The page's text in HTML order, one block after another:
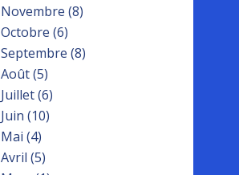
Novembre (8)
Octobre (6)
Septembre (8)
Août(5)
Juillet(6)
Juin (10)
Mai (4)
Avril (5)